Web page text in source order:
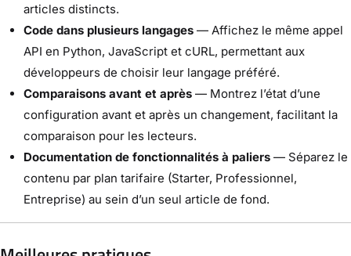
articles distincts.
Code dans plusieurs langages — Affichez le même appel
API en Python, JavaScript et cURL, permettant aux
développeurs de choisir leur langage préféré.
Comparaisons avant et après — Montrez l’état d’une
configuration avant et après un changement, facilitant la
comparaison pour les lecteurs.
Documentation de fonctionnalités à paliers — Séparez le
contenu par plan tarifaire (Starter, Professionnel,
Entreprise) au sein d’un seul article de fond.